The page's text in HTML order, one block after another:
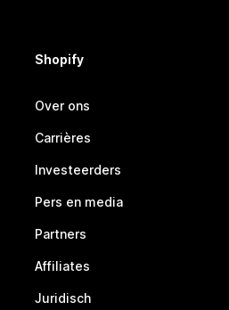
Shopify
Over ons
Carrières
Investeerders
Pers en media
Partners
Affiliates
Juridisch